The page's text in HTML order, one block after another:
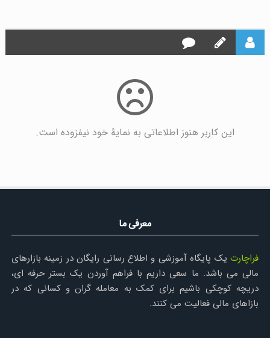
این کاربر هنوز اطلاعاتی به نمایۀ خود نیفزوده است.
معرفی ما
فراچارتیک پایگاه آموزشی و اطلاع رسانی رایگان در زمینه بازارهای
مالی می باشد. ما سعی داریم با فراهم آوردن یک بستر حرفه ای،
دریچه کوچکی باشیم برای کمک به معامله گران و کسانی که در
بازاهای مالی فعالیت می کنند.